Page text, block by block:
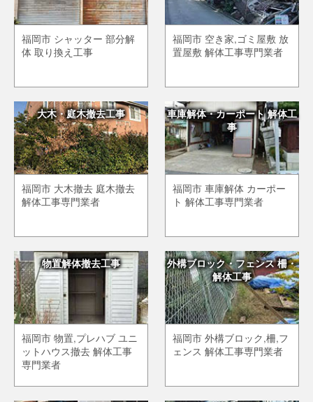
福岡市 シャッター 部分解
体 取り換え工事
福岡市 空き家,ゴミ屋敷 放
置屋敷 解体工事専門業者
大木・庭木撤去工事
福岡市 大木撤去 庭木撤去
解体工事専門業者
車庫解体・カーポート 解体工
事
福岡市 車庫解体 カーポー
ト 解体工事専門業者
物置解体撤去工事
福岡市 物置,プレハブ ユニ
ットハウス撤去 解体工事
専門業者
外構ブロック・フェンス 柵・
解体工事
福岡市 外構ブロック,柵,フ
ェンス 解体工事専門業者